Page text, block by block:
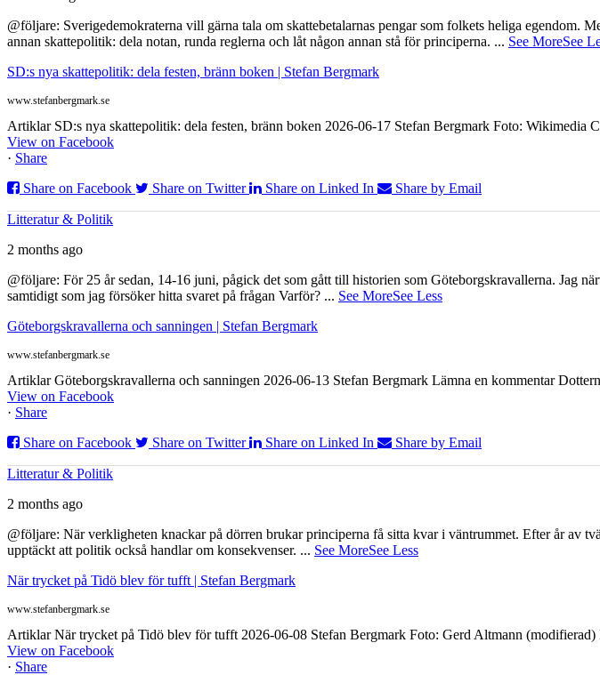
@följare: Sverigedemokraterna vill gärna tala om skattebetalarnas pengar som folkets heliga egendom.
annan skattepolitik: dela notan, runda reglerna och låt någon annan stå för principerna. ... See MoreSee
SD:s nya skattepolitik: dela festen, bränn boken | Stefan Bergmark
www.stefanbergmark.se
Artiklar SD:s nya skattepolitik: dela festen, bränn boken 2026-06-17 Stefan Bergmark Foto: Wikimedia
View on Facebook
· Share
Share on Facebook
Share on Twitter Share on Linked In Share by Email
Litteratur & Politik
2 months ago
@följare: För 25 år sedan, 14-16 juni, pågick det som gått till historien som Göteborgskravallerna. Jag
samtidigt som jag försöker hitta svaret på frågan Varför? ... See MoreSee Less
Göteborgskravallerna och sanningen | Stefan Bergmark
www.stefanbergmark.se
Artiklar Göteborgskravallerna och sanningen 2026-06-13 Stefan Bergmark Lämna en kommentar
View on Facebook
· Share
Share on Facebook
Share on Twitter Share on Linked In Share by Email
Litteratur & Politik
2 months ago
@följare: När verkligheten knackar på dörren brukar principerna få sitta kvar i väntrummet. Efter år av
upptäckt att politik också handlar om konsekvenser. ... See MoreSee Less
När trycket på Tidö blev för tufft | Stefan Bergmark
www.stefanbergmark.se
Artiklar När trycket på Tidö blev för tufft 2026-06-08 Stefan Bergmark Foto: Gerd Altmann
View on Facebook
· Share